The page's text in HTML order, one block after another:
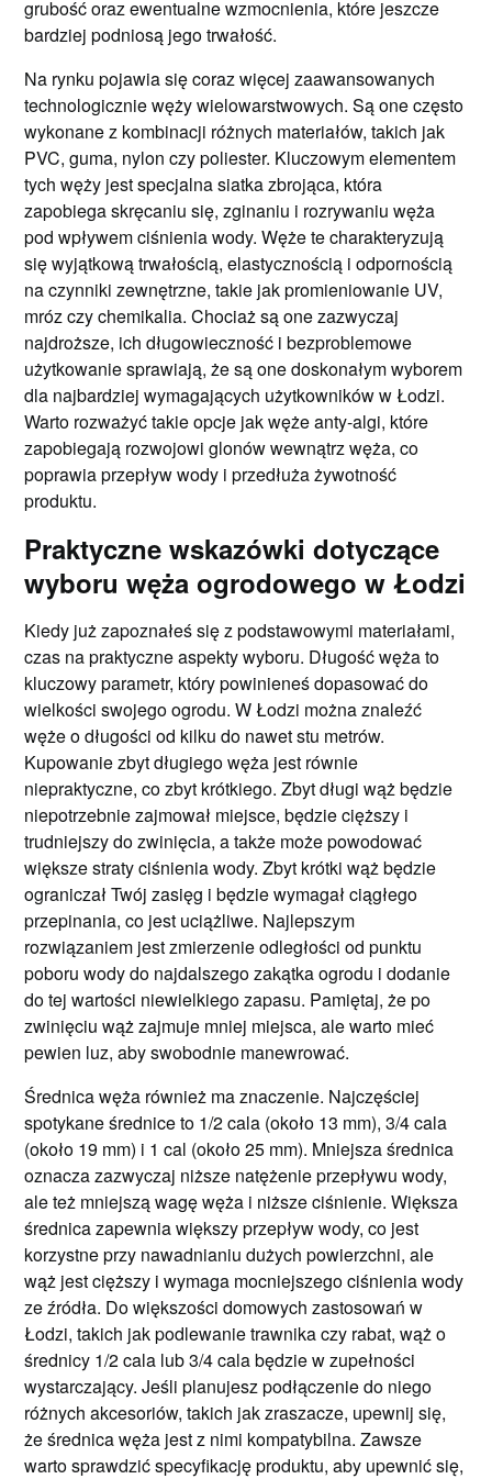
grubość oraz ewentualne wzmocnienia, które jeszcze
bardziej podniosą jego trwałość.
Na rynku pojawia się coraz więcej zaawansowanych
technologicznie węży wielowarstwowych. Są one często
wykonane z kombinacji różnych materiałów, takich jak
PVC, guma, nylon czy poliester. Kluczowym elementem
tych węży jest specjalna siatka zbrojąca, która
zapobiega skręcaniu się, zginaniu i rozrywaniu węża
pod wpływem ciśnienia wody. Węże te charakteryzują
się wyjątkową trwałością, elastycznością i odpornością
na czynniki zewnętrzne, takie jak promieniowanie UV,
mróz czy chemikalia. Chociaż są one zazwyczaj
najdroższe, ich długowieczność i bezproblemowe
użytkowanie sprawiają, że są one doskonałym wyborem
dla najbardziej wymagających użytkowników w Łodzi.
Warto rozważyć takie opcje jak węże anty-algi, które
zapobiegają rozwojowi glonów wewnątrz węża, co
poprawia przepływ wody i przedłuża żywotność
produktu.
Praktyczne wskazówki dotyczące
wyboru węża ogrodowego w Łodzi
Kiedy już zapoznałeś się z podstawowymi materiałami,
czas na praktyczne aspekty wyboru. Długość węża to
kluczowy parametr, który powinieneś dopasować do
wielkości swojego ogrodu. W Łodzi można znaleźć
węże o długości od kilku do nawet stu metrów.
Kupowanie zbyt długiego węża jest równie
niepraktyczne, co zbyt krótkiego. Zbyt długi wąż będzie
niepotrzebnie zajmował miejsce, będzie cięższy i
trudniejszy do zwinięcia, a także może powodować
większe straty ciśnienia wody. Zbyt krótki wąż będzie
ograniczał Twój zasięg i będzie wymagał ciągłego
przepinania, co jest uciążliwe. Najlepszym
rozwiązaniem jest zmierzenie odległości od punktu
poboru wody do najdalszego zakątka ogrodu i dodanie
do tej wartości niewielkiego zapasu. Pamiętaj, że po
zwinięciu wąż zajmuje mniej miejsca, ale warto mieć
pewien luz, aby swobodnie manewrować.
Średnica węża również ma znaczenie. Najczęściej
spotykane średnice to 1/2 cala (około 13 mm), 3/4 cala
(około 19 mm) i 1 cal (około 25 mm). Mniejsza średnica
oznacza zazwyczaj niższe natężenie przepływu wody,
ale też mniejszą wagę węża i niższe ciśnienie. Większa
średnica zapewnia większy przepływ wody, co jest
korzystne przy nawadnianiu dużych powierzchni, ale
wąż jest cięższy i wymaga mocniejszego ciśnienia wody
ze źródła. Do większości domowych zastosowań w
Łodzi, takich jak podlewanie trawnika czy rabat, wąż o
średnicy 1/2 cala lub 3/4 cala będzie w zupełności
wystarczający. Jeśli planujesz podłączenie do niego
różnych akcesoriów, takich jak zraszacze, upewnij się,
że średnica węża jest z nimi kompatybilna. Zawsze
warto sprawdzić specyfikację produktu, aby upewnić się,